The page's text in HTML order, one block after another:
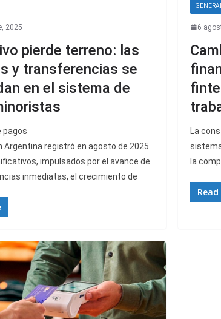
2025
pierde terreno: las
y transferencias se
en el sistema de
pagos
Argentina registró en agosto de 2025
impulsados por el avance de
inmediatas, el crecimiento de
GENERAL
6
La
la